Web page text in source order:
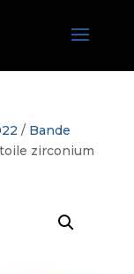
/ Bande
zirconium